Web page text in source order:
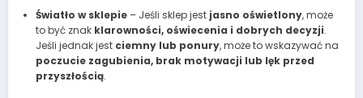
Światło w sklepie– Jeśli sklep jest jasno oświetlony, może
to być znak klarowności, oświecenia i dobrych decyzji.
Jeśli jednak jest ciemny lub ponury, może to wskazywać na
poczucie zagubienia, brak motywacji lub lęk przed
przyszłością.